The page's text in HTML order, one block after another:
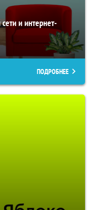
и интернет-
ПОДРОБНЕЕ